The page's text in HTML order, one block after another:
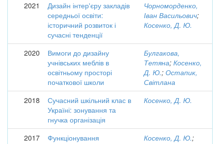
2021
Дизайн інтер'єру закладів
середньої освіти:
історичний розвиток і
сучасні тенденції
Чорноморденко,
Іван Васильович;
Косенко, Д. Ю.
2020
Вимоги до дизайну
учнівських меблів в
освітньому просторі
початкової школи
Булгакова,
Тетяна; Косенко,
Д. Ю.; Остапик,
Світлана
2018
Сучасний шкільний клас в
Україні: зонування та
гнучка організація
Косенко, Д. Ю.
2017
Функціонування
Косенко, Д. Ю.;